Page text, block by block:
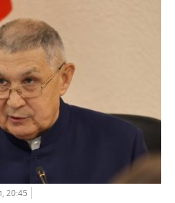
20:45